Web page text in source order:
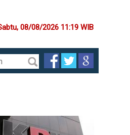
08/08/2026 11:19 WIB